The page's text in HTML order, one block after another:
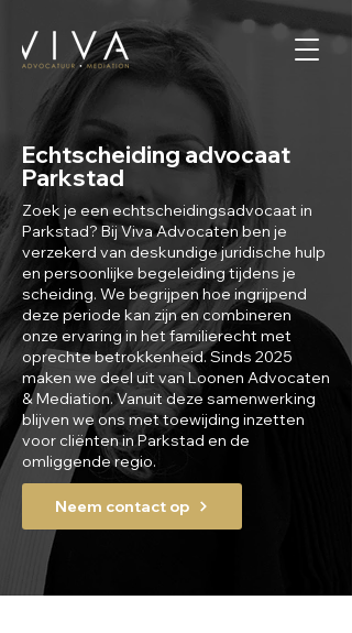
Echtscheiding advocaat
Parkstad
Zoek je een echtscheidingsadvocaat in
Parkstad? Bij Viva Advocaten ben je
verzekerd van deskundige juridische hulp
en persoonlijke begeleiding tijdens je
scheiding. We begrijpen hoe ingrijpend
deze periode kan zijn en combineren
onze ervaring in het familierecht met
oprechte betrokkenheid. Sinds 2025
maken we deel uit van Loonen Advocaten
& Mediation. Vanuit deze samenwerking
blijven we ons met toewijding inzetten
voor cliënten in Parkstad en de
omliggende regio.
Neem contact op